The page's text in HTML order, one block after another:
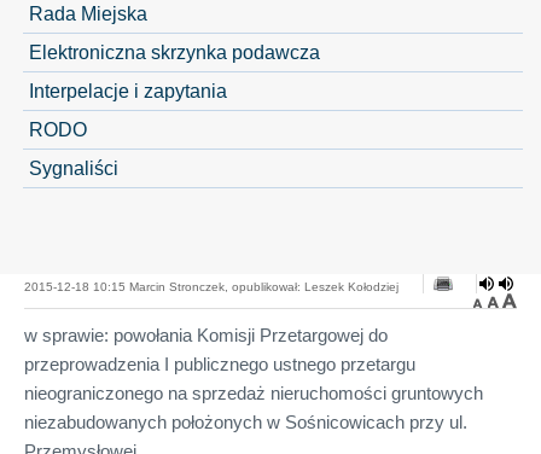
Rada Miejska
Elektroniczna skrzynka podawcza
Interpelacje i zapytania
RODO
Sygnaliści
2015-12-18 10:15 Marcin Stronczek, opublikował: Leszek Kołodziej
w sprawie: powołania Komisji Przetargowej do
przeprowadzenia I publicznego ustnego przetargu
nieograniczonego na sprzedaż nieruchomości gruntowych
niezabudowanych położonych w Sośnicowicach przy ul.